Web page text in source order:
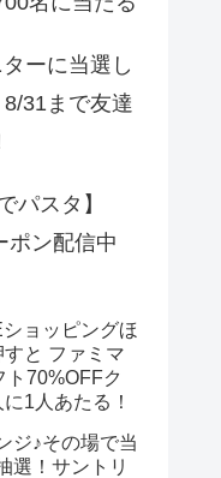
ーに当選し
31まで友達
パスタ】
ポン配信中
ョッピングほ
すと ファミマ
70%OFFク
1人あたる！
ジ♪その場で当
選！サントリ